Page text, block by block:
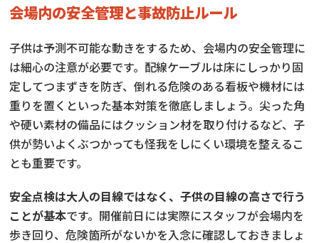
会場内の安全管理と事故防止ルール
子供は予測不可能な動きをするため、会場内の安全管理に
は細心の注意が必要です。配線ケーブルは床にしっかり固
定してつまずきを防ぎ、倒れる危険のある看板や機材には
重りを置くといった基本対策を徹底しましょう。尖った角
や硬い素材の備品にはクッション材を取り付けるなど、子
供が勢いよくぶつかっても怪我をしにくい環境を整えるこ
とも重要です。
安全点検は大人の目線ではなく、子供の目線の高さで行う
ことが基本です。開催前日には実際にスタッフが会場内を
歩き回り、危険箇所がないかを入念に確認しておきましょ